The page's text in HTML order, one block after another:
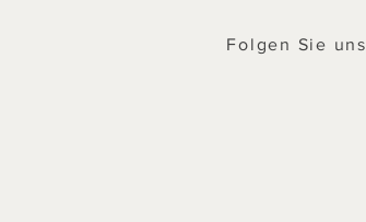
Folgen Sie uns